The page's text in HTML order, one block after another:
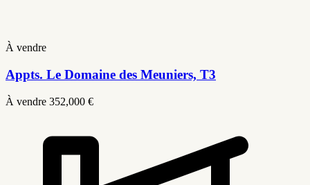
À vendre
Appts. Le Domaine des Meuniers, T3
À vendre 352,000 €